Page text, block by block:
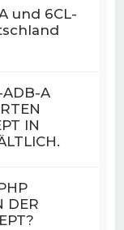
und 6CL-
ADB-A
IN
DER